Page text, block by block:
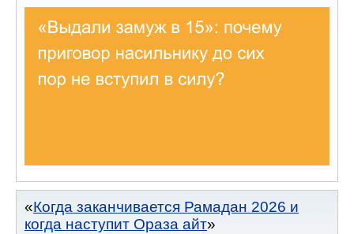
Когда заканчивается Рамадан 2026 и
когда наступит Ораза айт